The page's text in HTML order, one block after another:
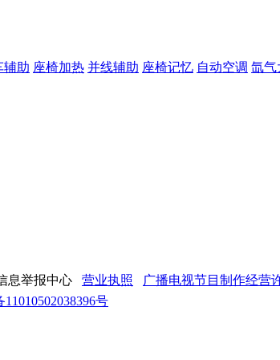
辅助 座椅加热 并线辅助 座椅记忆 自动空调 氙气
息举报中心 营业执照
广播电视节目制作经营
号